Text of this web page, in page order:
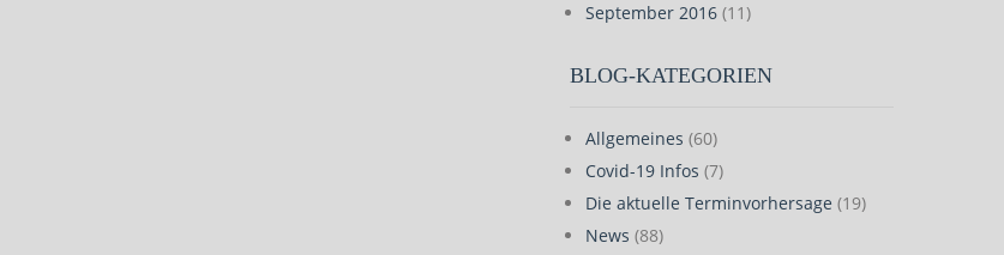
September 2016 (11)
BLOG-KATEGORIEN
Allgemeines (60)
Covid-19 Infos (7)
Die aktuelle Terminvorhersage (19)
News (88)